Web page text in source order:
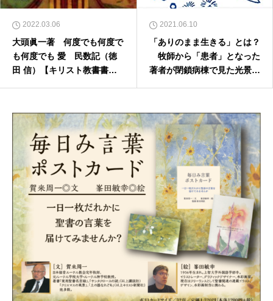
2022.03.06
大頭眞一著 何度でも何度で
も何度でも 愛 民数記（徳
田 信）【キリスト教書書
2021.06.10
「ありのまま生きる」とは？
牧師から「患者」となった
著者が閉鎖病棟で見た光景